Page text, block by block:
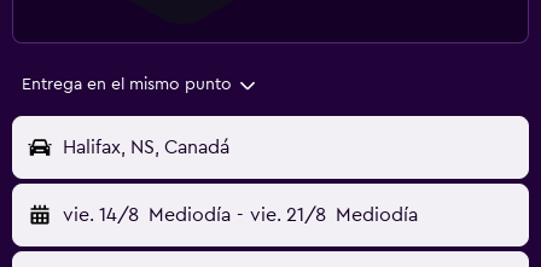
Entrega en el mismo punto
Halifax, NS, Canadá
vie. 14/8 Mediodía - vie. 21/8 Mediodía